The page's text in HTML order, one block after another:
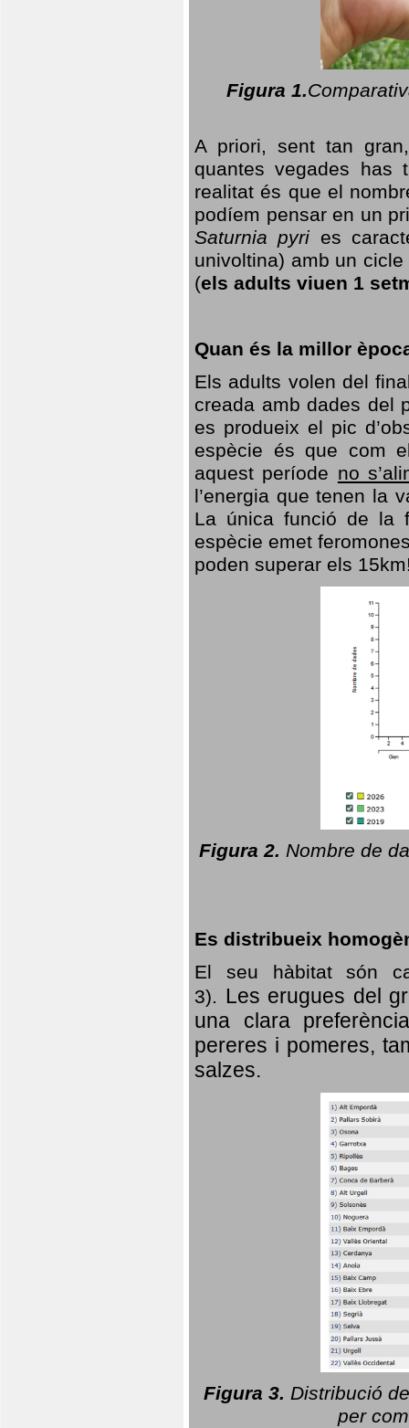
Figura 1.
A priori, sent tan
quantes vegades has
realitat és que el
podíem pensar en un
Saturnia pyri es
univoltina) amb un
(els adults viuen 1
Quan és la millor
Els adults volen del
creada amb dades del
es produeix el pic
espècie és que com
aquest període no
l’energia que tenen la
La única funció de la
espècie emet
poden superar els
Figura 2. Nombre de
Es distribueix
El seu hàbitat són
3). Les erugues del
una clara
pereres i pomeres,
salzes.
Figura 3. Distribució
per